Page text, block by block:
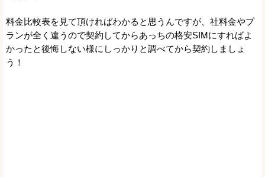
料金比較表を見て頂ければわかると思うんですが、社料金やプ
ランが全く違うので契約してからあっちの格安SIMにすればよ
かったと後悔しない様にしっかりと調べてから契約しましょ
う！